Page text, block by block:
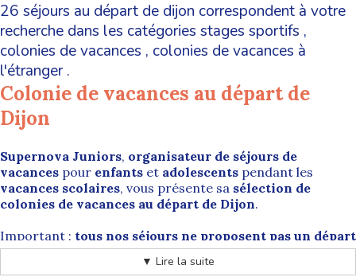
26 séjours au départ de dijon correspondent à votre
recherche dans les catégories stages sportifs ,
colonies de vacances , colonies de vacances à
l'étranger.
Colonie de vacances au départ de
Dijon
Supernova Juniors, organisateur de séjours de
vacances pour enfants et adolescents pendant les
vacances scolaires, vous présente sa sélection de
colonies de vacances au départ de Dijon.
Important : tous nos séjours ne proposent pas un départ
depuis Dijon. Les colonies concernées sont clairement
en bas de page et sur les fiches séjours
▼ Lire la suite